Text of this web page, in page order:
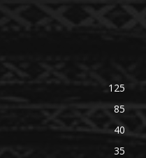
125
85
40
35